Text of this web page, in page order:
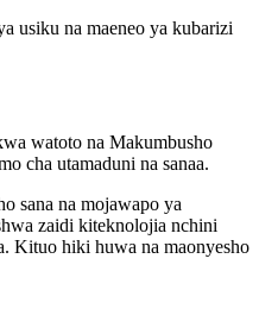
usiku na maeneo ya kubarizi
watoto na Makumbusho
cha utamaduni na sanaa.
sana na mojawapo ya
zaidi kiteknolojia nchini
Kituo hiki huwa na maonyesho